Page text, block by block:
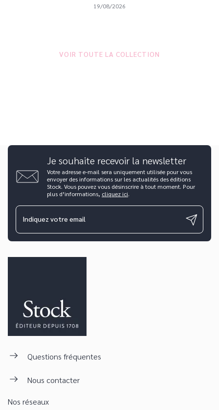
19/08/2026
VOIR TOUTE LA COLLECTION
Je souhaite recevoir la newsletter
Votre adresse e-mail sera uniquement utilisée pour vous
envoyer des informations sur les actualités des éditions
Stock. Vous pouvez vous désinscrire à tout moment. Pour
plus d’informations, cliquez ici.
Indiquez votre email
Questions fréquentes
Nous contacter
Nos réseaux